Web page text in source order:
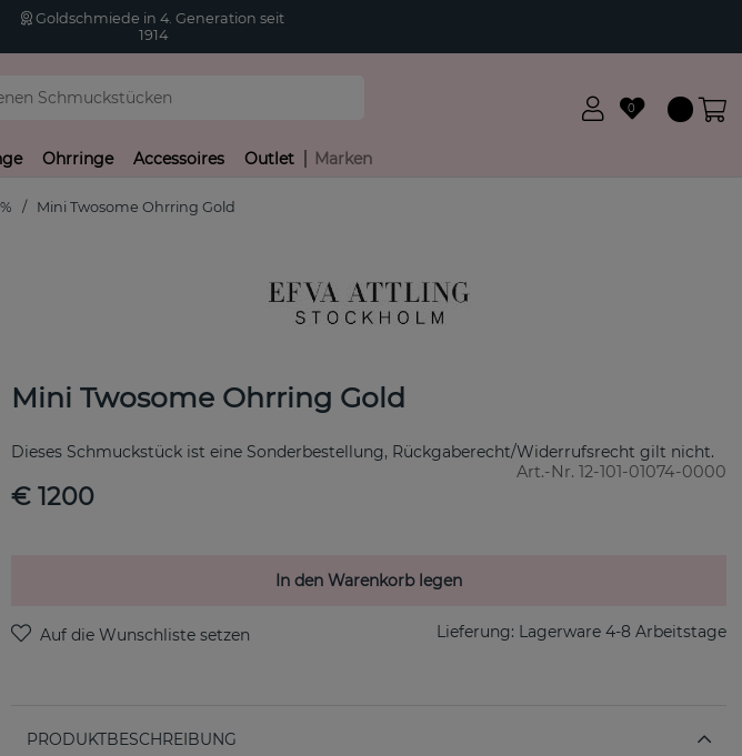
Goldschmiede in 4. Generation seit
1914
0
Ohrringe Accessoires Outlet Marken
Mini Twosome Ohrring Gold
Mini Twosome Ohrring Gold
Dieses Schmuckstück ist eine Sonderbestellung, Rückgaberecht/Widerrufsrecht gilt nicht.
Art.-Nr. 12-101-01074-0000
€ 1200
In den Warenkorb legen
Lieferung: Lagerware 4-8 Arbeitstage
PRODUKTBESCHREIBUNG